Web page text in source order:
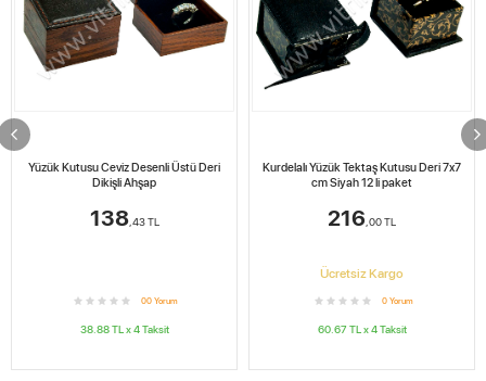
Yüzük Kutusu Ceviz Desenli Üstü Deri
Dikişli Ahşap
138,43TL
00 Yorum
38.88TL x4Taksit
Kurdelalı Yüzük Tektaş Kutusu Deri 7x7
cm Siyah 12 li paket
216,00TL
Ücretsiz Kargo
0 Yorum
60.67TL x4Taksit